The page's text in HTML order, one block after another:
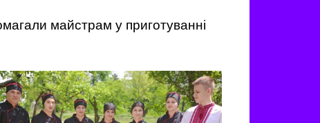
майстрам у приготуванні